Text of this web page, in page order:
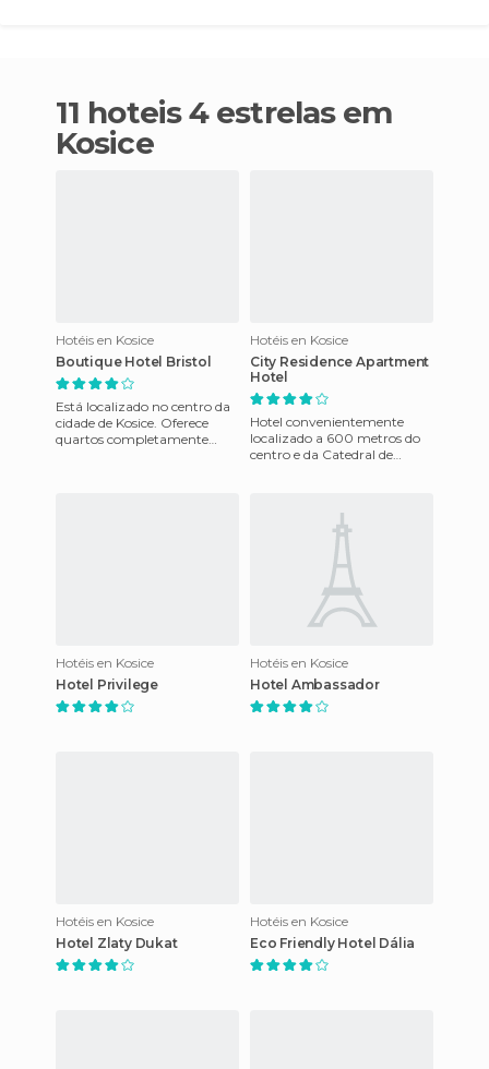
11 hoteis 4 estrelas em
Kosice
Hotéis en Kosice
Boutique Hotel Bristol
Está localizado no centro da
cidade de Kosice. Oferece
quartos completamente
Hotéis en Kosice
City Residence Apartment
Hotel
Hotel convenientemente
localizado a 600 metros do
centro e da Catedral de
Hotéis en Kosice
Hotel Privilege
Hotéis en Kosice
Hotel Ambassador
Hotéis en Kosice
Hotel Zlaty Dukat
Hotéis en Kosice
Eco Friendly Hotel Dália